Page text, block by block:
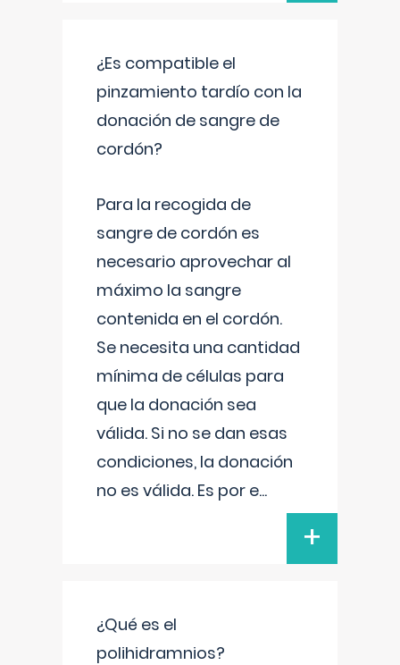
¿Es compatible el
pinzamiento tardío con la
donación de sangre de
cordón?
Para la recogida de
sangre de cordón es
necesario aprovechar al
máximo la sangre
contenida en el cordón.
Se necesita una cantidad
mínima de células para
que la donación sea
válida. Si no se dan esas
condiciones, la donación
no es válida. Es por e...
+
¿Qué es el
polihidramnios?